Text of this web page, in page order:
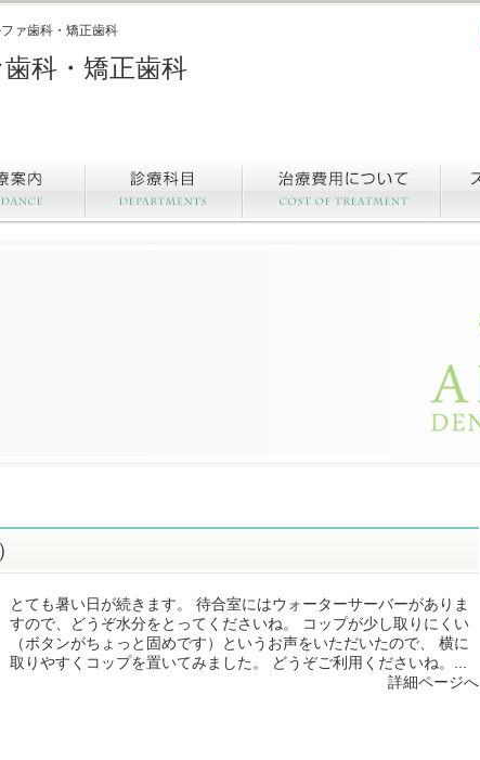
ァ歯科・矯正歯科
科・矯正歯科
とても暑い日が続きます。 待合室にはウォーターサーバーがありま
すので、どうぞ水分をとってくださいね。 コップが少し取りにくい
（ボタンがちょっと固めです）というお声をいただいたので、 横に
取りやすくコップを置いてみました。 どうぞご利用くださいね。...
詳細ページへ